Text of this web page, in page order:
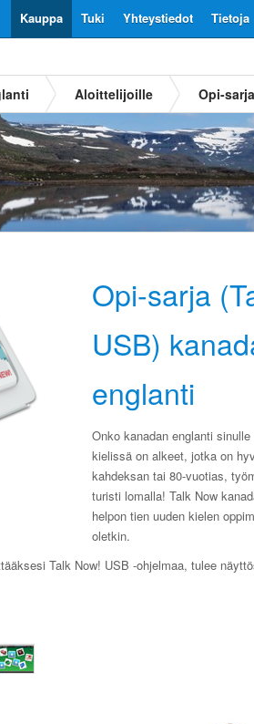
Tietoja
Yhteystiedot
Tuki
Kauppa
Aloittelijoille Opi-
Opi-sarja
USB)
englanti
Onko kanadan englanti
kielissä on alkeet, jotka on
kahdeksan tai 80-vuotias,
turisti lomalla! Talk Now
helpon tien uuden kielen
oletkin.
Talk Now! USB -ohjelmaa, tulee